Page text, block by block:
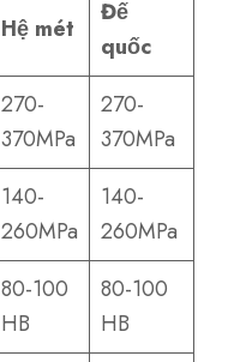
Hệ mét
Đế
quốc
270-
370MPa
270-
370MPa
140-
260MPa
140-
260MPa
80-100
HB
80-100
HB